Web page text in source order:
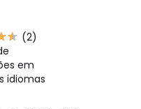
(2)
em
idiomas